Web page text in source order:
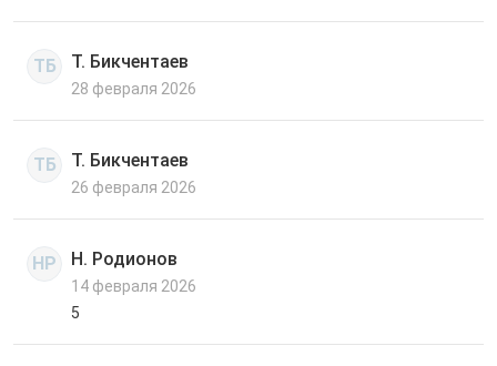
ТБ Т. Бикчентаев
28 февраля 2026
ТБ Т. Бикчентаев
26 февраля 2026
НР Н. Родионов
14 февраля 2026
5